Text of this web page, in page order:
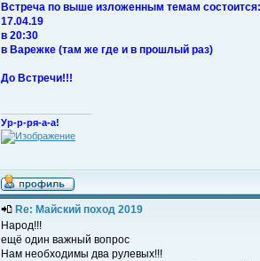
Встреча по выше изложенным темам состоится:
17.04.19
в 20:30
в Варежке (там же где и в прошлый раз)
До Встречи!!!
Ур-р-ря-а-а!
Re: Майский поход 2019
Народ!!!
ещё один важный вопрос
Нам необходимы два рулевых!!!